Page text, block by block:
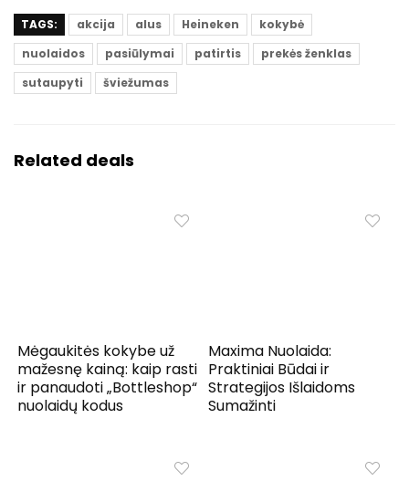
TAGS: akcija alus Heineken
kokybė
nuolaidos
pasiūlymai patirtis
prekės ženklas
sutaupyti
šviežumas
Related deals
Mėgaukitės kokybe už
mažesnę kainą: kaip rasti
ir panaudoti „Bottleshop“
nuolaidų kodus
Maxima Nuolaida:
Praktiniai Būdai ir
Strategijos Išlaidoms
Sumažinti